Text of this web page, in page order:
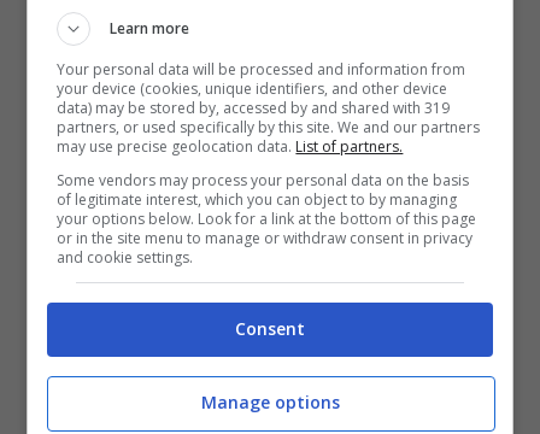
considerate come inesigibili
automaticamente cancellate con il ‘Discarico
automatico’, un modo per alleggerire l’agenzia
delle Entrate di alcuni estratti conto da parte
dei contribuenti.
Learn more
Your personal data will be processed and information from
your device (cookies, unique identifiers, and other device
data) may be stored by, accessed by and shared with 319
partners, or used specifically by this site. We and our partners
may use precise geolocation data. List of partners.
Some vendors may process your personal data on the basis
of legitimate interest, which you can object to by managing
your options below. Look for a link at the bottom of this page
or in the site menu to manage or withdraw consent in privacy
and cookie settings.
Consent
Manage options